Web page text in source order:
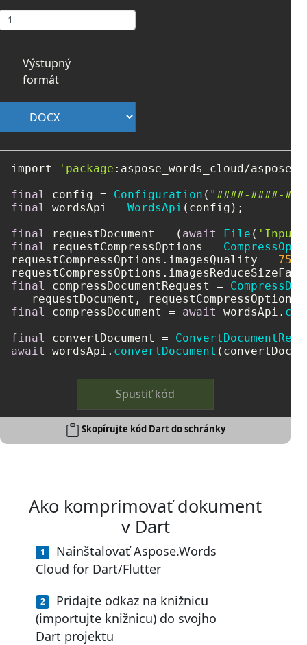
Výstupný
formát
import 'package :aspose_words_cloud/
final
config = Configuration ( "####-####-
final
wordsApi = WordsApi (config);
final
requestDocument = ( await File ( 'Input
final
requestCompressOptions =
requestCompressOptions.imagesQuality = 75
final
compressDocumentRequest =
final
compressDocument = await wordsApi.
final
convertDocument =
await
wordsApi. convertDocument
Spustiť kód
Skopírujte kód Dart do schránky
Ako komprimovať dokument
v Dart
Nainštalovať Aspose.Words
Cloud for Dart/Flutter
Pridajte odkaz na knižnicu
(importujte knižnicu) do svojho
Dart projektu